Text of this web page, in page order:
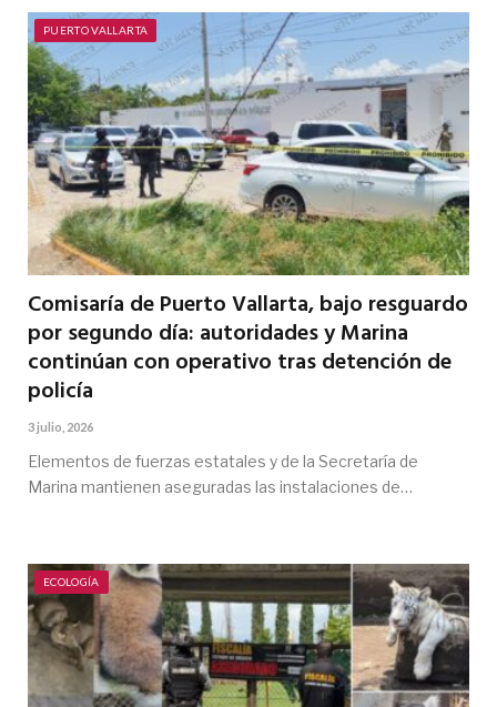
PUERTO VALLARTA
Comisaría de Puerto Vallarta, bajo resguardo
por segundo día: autoridades y Marina
continúan con operativo tras detención de
policía
3 julio, 2026
Elementos de fuerzas estatales y de la Secretaría de
Marina mantienen aseguradas las instalaciones de…
ECOLOGÍA